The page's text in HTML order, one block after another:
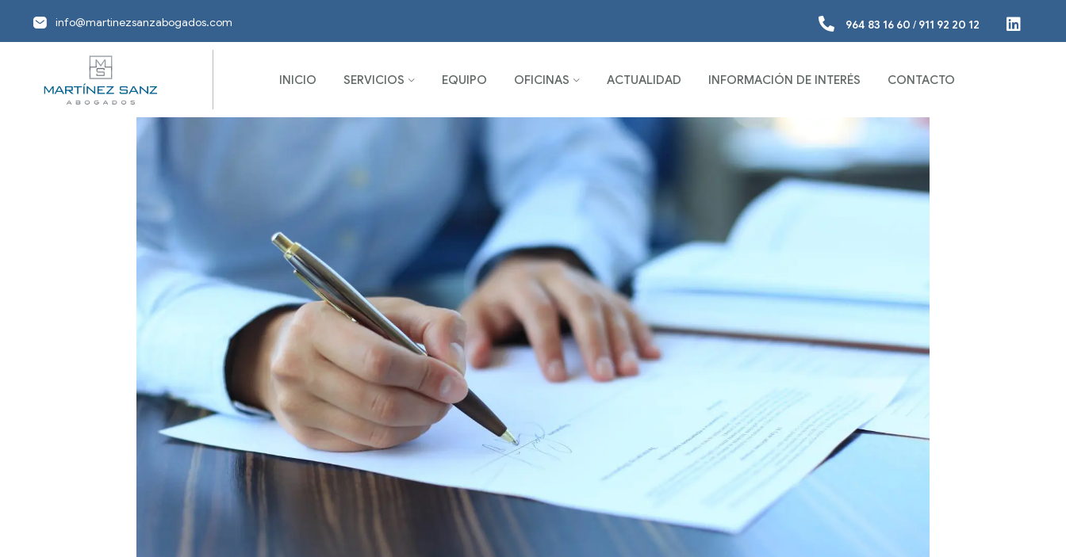
info@martinezsanzabogados.com 964 83 16 60 / 911 92 20 12
INICIO SERVICIOS EQUIPO OFICINAS ACTUALIDAD INFORMACIÓN DE INTERÉS CONTACTO